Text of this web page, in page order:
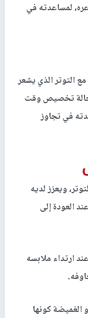
لمساعدته في
التوتر الذي يشعر
تخصيص وقت
في تجاوز
ويعزز لديه
العودة إلى
ارتداء ملابسه
الغميضة كونها